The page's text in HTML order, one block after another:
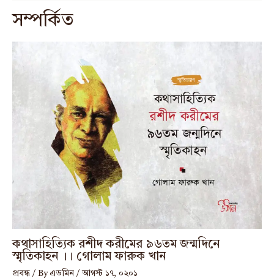
সম্পর্কিত
কথাসাহিত্যিক রশীদ করীমের ৯৬তম জন্মদিনে
স্মৃতিকাহন ।। গোলাম ফারুক খান
প্রবন্ধ / Byএডমিন /আগস্ট ১৭, ০২০১